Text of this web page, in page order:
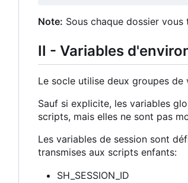
Note: Sous chaque dossier
II - Variables
Le socle utilise deux groupes
Sauf si explicite, les variables
scripts, mais elles ne sont pas
Les variables de session sont
transmises aux scripts enfants:
SH_SESSION_ID